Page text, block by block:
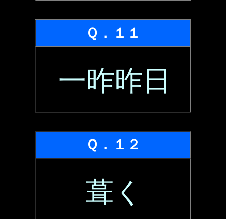
Ｑ．１１
一昨昨日
Ｑ．１２
葺く